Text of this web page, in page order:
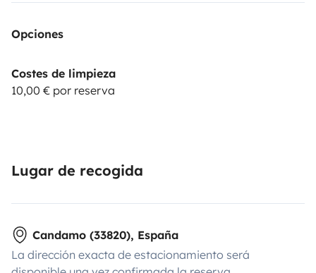
Opciones
Costes de limpieza
10,00 € por reserva
Lugar de recogida
Candamo (33820), España
La dirección exacta de estacionamiento será